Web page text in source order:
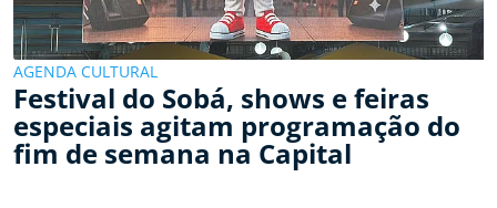
AGENDA CULTURAL
Festival do Sobá, shows e feiras
especiais agitam programação do
fim de semana na Capital